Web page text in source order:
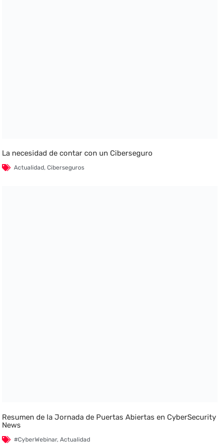
La necesidad de contar con un Ciberseguro
Actualidad,Ciberseguros
Resumen de la Jornada de Puertas Abiertas en CyberSecurity
News
#CyberWebinar,Actualidad